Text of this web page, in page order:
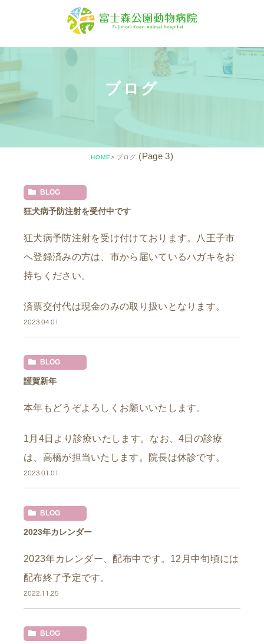
ブログ
HOME ブログ (Page 3)
BLOG
狂犬病予防注射を受付中です
狂犬病予防注射を受け付けております。八王子市
へ登録済みの方は、市から届いているハガキをお
持ちください。
済票交付代は現金のみの取り扱いとなります。
2023.04.01
BLOG
謹賀新年
本年もどうぞよろしくお願いいたします。
1月4日より診療いたします。なお、4日の診療
は、高橋が担当いたします。院長は休診です。
2023.01.01
BLOG
2023年カレンダー
2023年カレンダー、配布中です。12月中旬頃には
配布終了予定です。
2022.11.25
BLOG